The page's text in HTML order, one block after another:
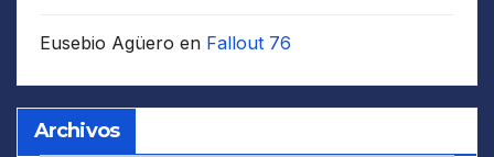
Eusebio Agüero en Fallout 76
Archivos